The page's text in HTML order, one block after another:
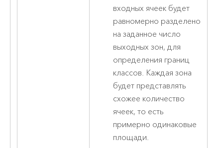
входных ячеек будет
равномерно разделено
на заданное число
выходных зон, для
определения границ
классов. Каждая зона
будет представлять
схожее количество
ячеек, то есть
примерно одинаковые
площади.